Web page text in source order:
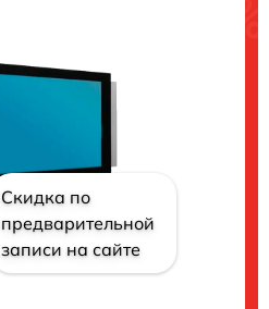
Скидка по
предварительной
записи на сайте